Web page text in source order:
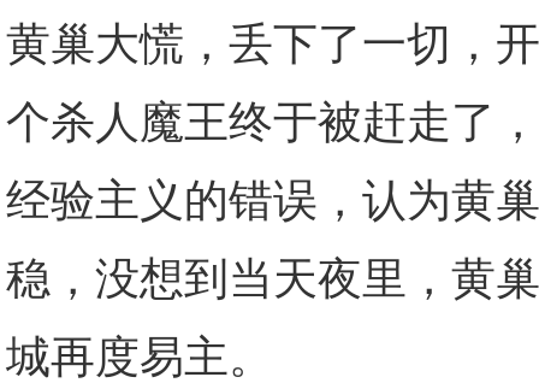
黄巢大慌，丢下了一切，
个杀人魔王终于被赶走了
经验主义的错误，认为黄
稳，没想到当天夜里，黄
城再度易主。